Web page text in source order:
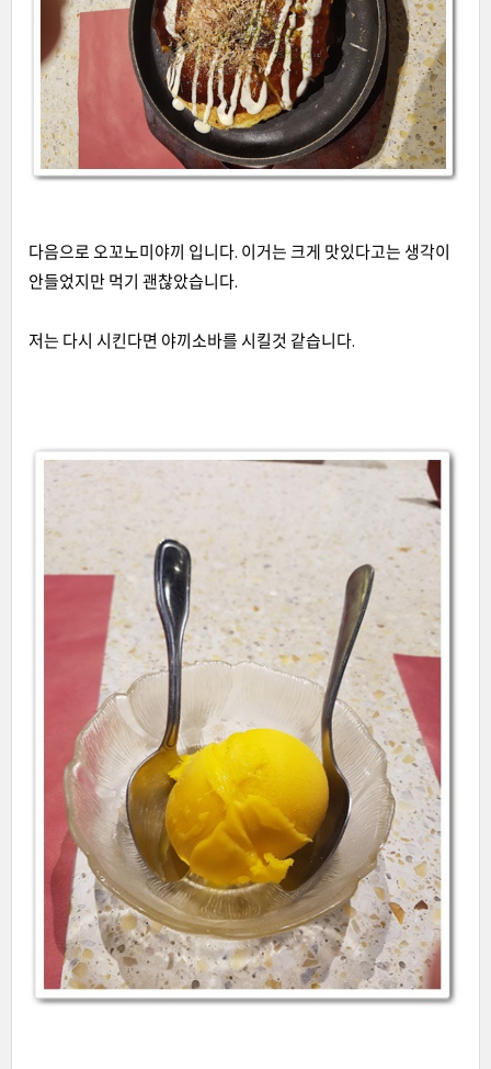
다음으로 오꼬노미야끼 입니다. 이거는 크게 맛있다고는 생각이
안들었지만 먹기 괜찮았습니다.
저는 다시 시킨다면 야끼소바를 시킬것 같습니다.